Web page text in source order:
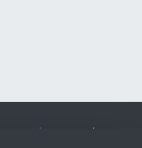
SEO-bureau
Lion